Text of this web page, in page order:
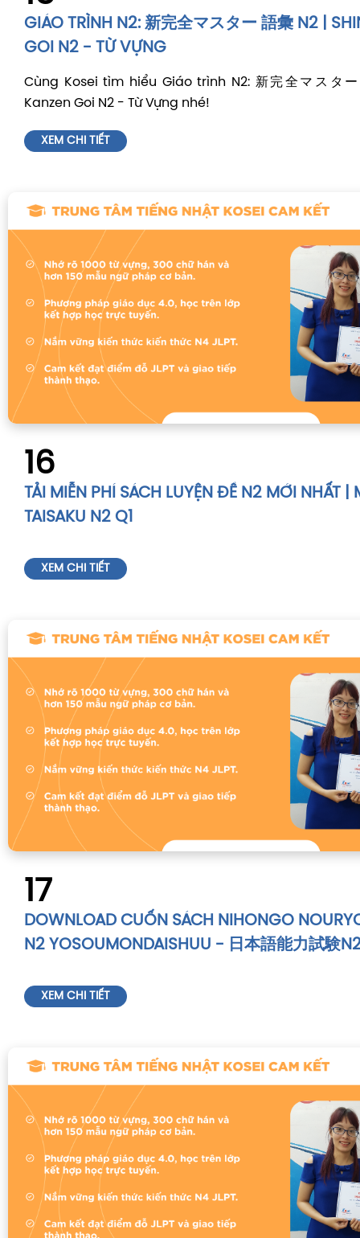
GIÁO TRÌNH N2: 新完全マスター 語彙 N2 |
GOI N2 - TỪ VỰNG
Cùng Kosei tìm hiểu Giáo trình N2: 新完全マスタ
Kanzen Goi N2 - Từ Vựng nhé!
XEM CHI TIẾT
16
TẢI MIỄN PHÍ SÁCH LUYỆN ĐỀ N2 MỚI NHẤT |
TAISAKU N2 Q1
XEM CHI TIẾT
17
DOWNLOAD CUỐN SÁCH NIHONGO
N2 YOSOUMONDAISHUU - 日本語能力試験
XEM CHI TIẾT